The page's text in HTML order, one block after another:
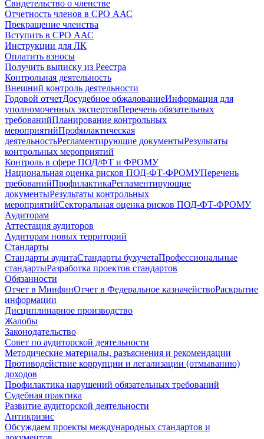
Свидетельство о членстве
Отчетность членов в СРО ААС
Прекращение членства
Вступить в СРО ААС
Инструкции для ЛК
Оплатить взносы
Получить выписку из Реестра
Контрольная деятельность
Внешний контроль деятельности
Годовой отчетДосудебное обжалованиеИнформация для
уполномоченных экспертовПеречень обязательных
требованийПланирование контрольных
мероприятийПрофилактическая
деятельностьРегламентирующие документыРезультаты
контрольных мероприятий
Контроль в сфере ПОД/ФТ и ФРОМУ
Национальная оценка рисков ПОД-ФТ-ФРОМУПеречень
требованийПрофилактикаРегламентирующие
документыРезультаты контрольных
мероприятийСекторальная оценка рисков ПОД-ФТ-ФРОМУ
Аудиторам
Аттестация аудиторов
Аудиторам новых территорий
Стандарты
Стандарты аудитаСтандарты бухучетаПрофессиональные
стандартыРазработка проектов стандартов
Обязанности
Отчет в МинфинОтчет в Федеральное казначействоРаскрытие
информации
Дисциплинарное производство
Жалобы
Законодательство
Совет по аудиторской деятельности
Методические материалы, разъяснения и рекомендации
Противодействие коррупции и легализации (отмыванию)
доходов
Профилактика нарушений обязательных требований
Судебная практика
Развитие аудиторской деятельности
Антикризис
Обсуждаем проекты международных стандартов и